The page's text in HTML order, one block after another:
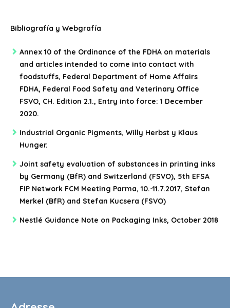
Bibliografía y Webgrafía
Annex 10 of the Ordinance of the FDHA on materials
and articles intended to come into contact with
foodstuffs, Federal Department of Home Affairs
FDHA, Federal Food Safety and Veterinary Office
FSVO, CH. Edition 2.1., Entry into force: 1 December
2020.
Industrial Organic Pigments, Willy Herbst y Klaus
Hunger.
Joint safety evaluation of substances in printing inks
by Germany (BfR) and Switzerland (FSVO), 5th EFSA
FIP Network FCM Meeting Parma, 10.-11.7.2017, Stefan
Merkel (BfR) and Stefan Kucsera (FSVO)
Nestlé Guidance Note on Packaging Inks, October 2018